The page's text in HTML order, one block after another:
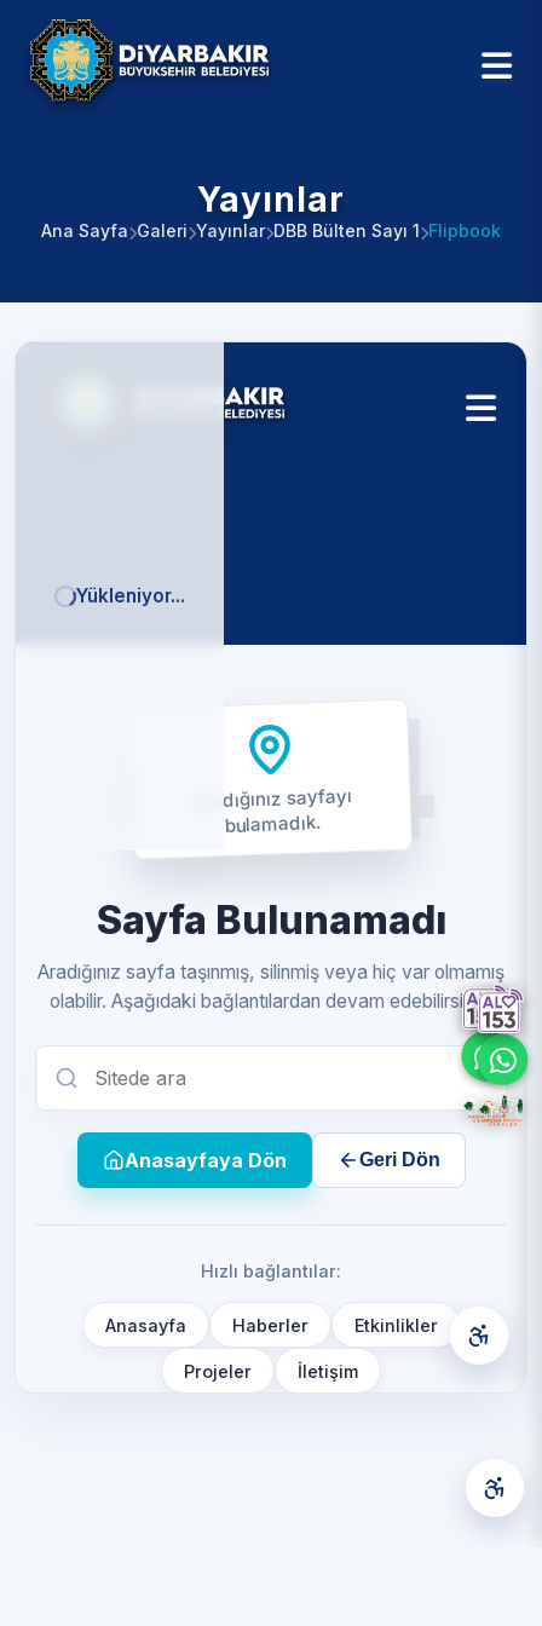
Yayınlar
Ana Sayfa Galeri Yayınlar DBB Bülten Sayı 1 Flipbook
Yükleniyor...